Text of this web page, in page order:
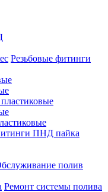
Резьбовые фитинги
ПНД пайка
полив
Ремонт системы полива